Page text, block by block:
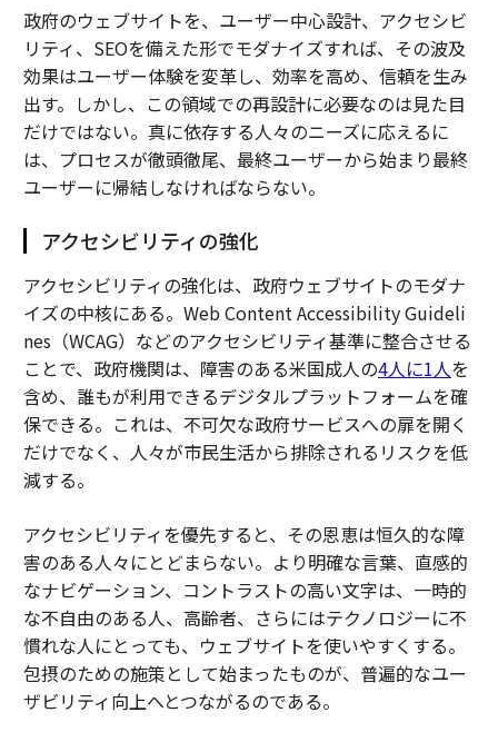
政府のウェブサイトを、ユーザー中心設計、アクセシビ
リティ、SEOを備えた形でモダナイズすれば、その波及
効果はユーザー体験を変革し、効率を高め、信頼を生み
出す。しかし、この領域での再設計に必要なのは見た目
だけではない。真に依存する人々のニーズに応えるに
は、プロセスが徹頭徹尾、最終ユーザーから始まり最終
ユーザーに帰結しなければならない。
アクセシビリティの強化
アクセシビリティの強化は、政府ウェブサイトのモダナ
イズの中核にある。Web Content Accessibility Guideli
nes（WCAG）などのアクセシビリティ基準に整合させる
ことで、政府機関は、障害のある米国成人の4人に1人を
含め、誰もが利用できるデジタルプラットフォームを確
保できる。これは、不可欠な政府サービスへの扉を開く
だけでなく、人々が市民生活から排除されるリスクを低
減する。
アクセシビリティを優先すると、その恩恵は恒久的な障
害のある人々にとどまらない。より明確な言葉、直感的
なナビゲーション、コントラストの高い文字は、一時的
な不自由のある人、高齢者、さらにはテクノロジーに不
慣れな人にとっても、ウェブサイトを使いやすくする。
包摂のための施策として始まったものが、普遍的なユー
ザビリティ向上へとつながるのである。